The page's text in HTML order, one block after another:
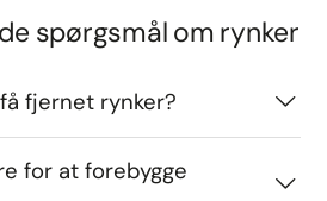
spørgsmål om rynker
fjernet rynker?
for at forebygge